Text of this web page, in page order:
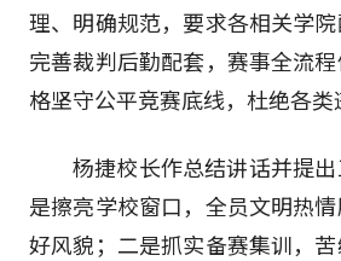
理、明确规范，要求各相关学院
完善裁判后勤配套，赛事全流
格坚守公平竞赛底线，杜绝各类
杨捷校长作总结讲话并提
是擦亮学校窗口，全员文明热
好风貌；二是抓实备赛集训，